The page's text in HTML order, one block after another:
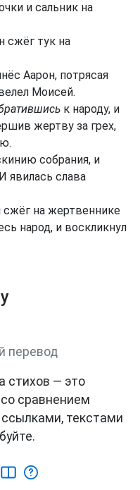
и сальник на
сжёг тук на
Аарон, потрясая
Моисей.
к народу, и
жертву за грех,
собрания, и
явилась слава
на жертвеннике
народ, и воскликнул
перевод
стихов — это
сравнением
текстами